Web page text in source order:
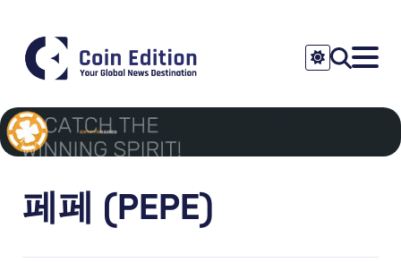
페페 (PEPE)